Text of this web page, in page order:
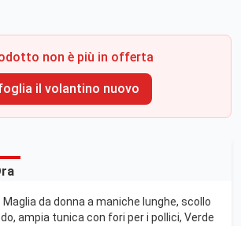
non è più in offerta
il volantino nuovo
Maglia da donna a maniche lunghe, scollo
ampia tunica con fori per i pollici, Verde